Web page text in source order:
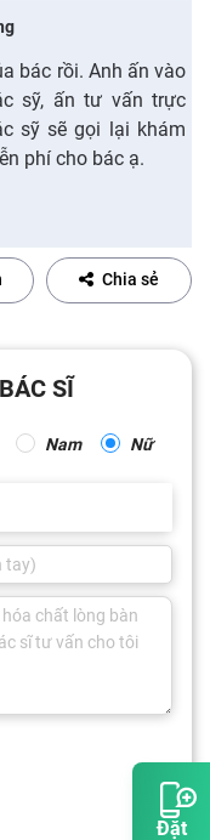
Đặt
bác rồi. Anh ấn vào
sỹ, ấn tư vấn trực
sỹ sẽ gọi lại khám
phí cho bác ạ.
Chia sẻ
SĨ
Nam Nữ